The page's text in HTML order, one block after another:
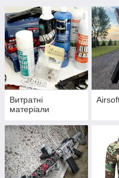
Витратні
матеріали